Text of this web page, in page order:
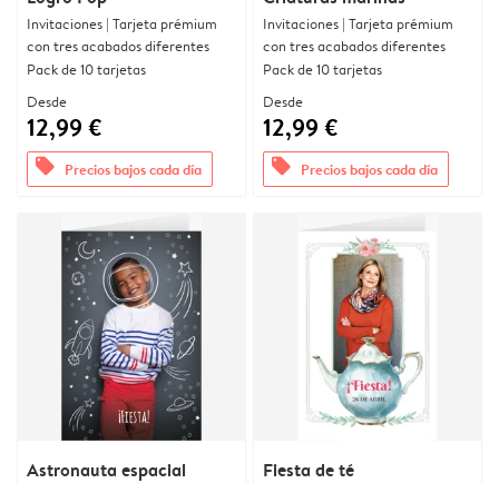
Invitaciones | Tarjeta prémium
con tres acabados diferentes
Pack de 10 tarjetas
Desde
12,99 €
offers Precios bajos cada día
Invitaciones | Tarjeta prémium
con tres acabados diferentes
Pack de 10 tarjetas
Desde
12,99 €
offers Precios bajos cada día
Astronauta espacial Fiesta de té